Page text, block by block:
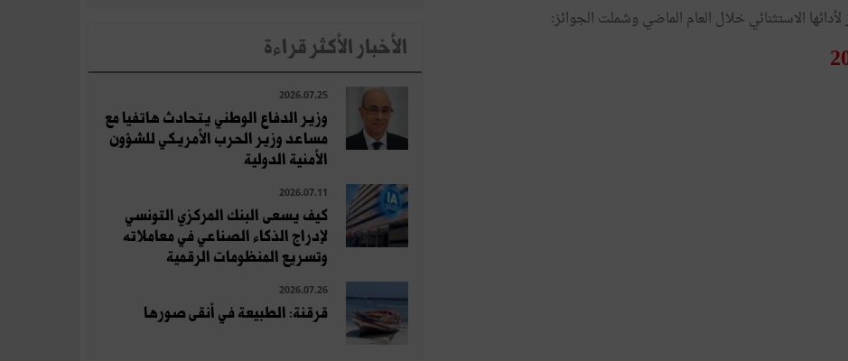
الأخبار الأكثر قراءة
2026.07.25
وزير الدفاع الوطني يتحادث هاتفيا مع
مساعد وزير الحرب الأمريكي للشؤون
الأمنية الدولية
2026.07.11
كيف يسعى البنك المركزي التونسي
لإدراج الذكاء الصناعي في معاملاته
وتسريع المنظومات الرقمية
2026.07.26
قرقنة: الطبيعة في أنقى صورها